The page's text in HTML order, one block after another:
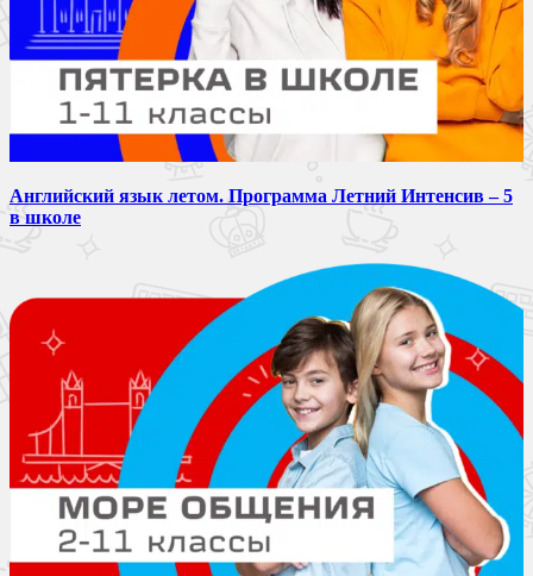
Английский язык летом. Программа Летний Интенсив – 5
в школе